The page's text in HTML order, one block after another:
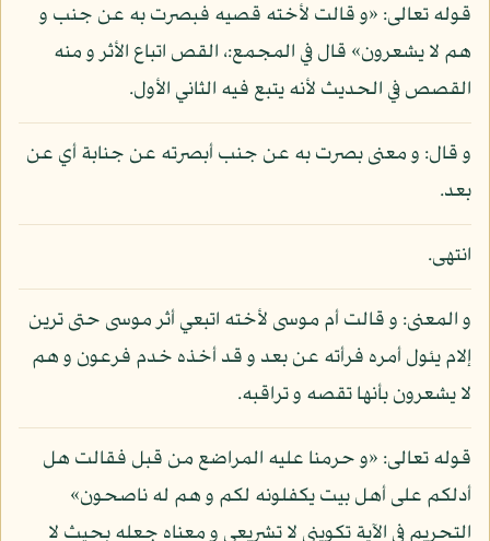
قوله تعالى: «و قالت لأخته قصيه فبصرت به عن جنب و
هم لا يشعرون» قال في المجمع:، القص اتباع الأثر و منه
القصص في الحديث لأنه يتبع فيه الثاني الأول.
و قال: و معنى بصرت به عن جنب أبصرته عن جنابة أي عن
بعد.
انتهى.
و المعنى: و قالت أم موسى لأخته اتبعي أثر موسى حتى ترين
إلام يئول أمره فرأته عن بعد و قد أخذه خدم فرعون و هم
لا يشعرون بأنها تقصه و تراقبه.
قوله تعالى: «و حرمنا عليه المراضع من قبل فقالت هل
أدلكم على أهل بيت يكفلونه لكم و هم له ناصحون»
التحريم في الآية تكويني لا تشريعي و معناه جعله بحيث لا